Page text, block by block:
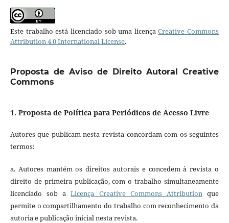
Este trabalho está licenciado sob uma licençaCreative Commons
Attribution 4.0 International License.
Proposta de Aviso de Direito Autoral Creative
Commons
1. Proposta de Política para Periódicos de Acesso Livre
Autores que publicam nesta revista concordam com os seguintes
termos:
a. Autores mantém os direitos autorais e concedem à revista o
direito de primeira publicação, com o trabalho simultaneamente
licenciado sob aLicença Creative Commons Attributionque
permite o compartilhamento do trabalho com reconhecimento da
autoria e publicação inicial nesta revista.